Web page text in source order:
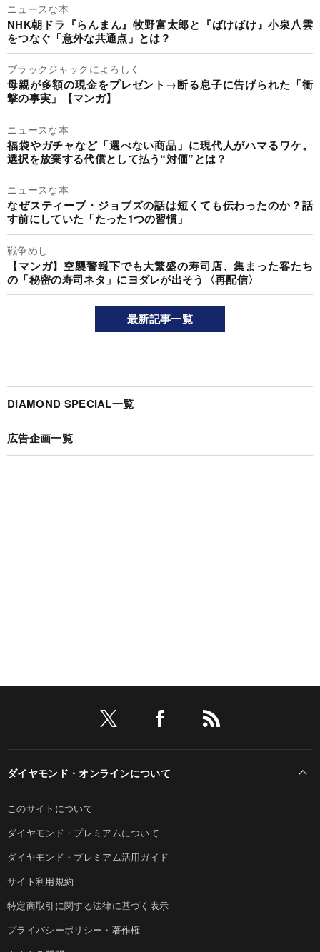
ニュースな本
NHK朝ドラ『らんまん』牧野富太郎と『ばけばけ』小泉八雲
をつなぐ「意外な共通点」とは？
ブラックジャックによろしく
母親が多額の現金をプレゼント→断る息子に告げられた「衝
撃の事実」【マンガ】
ニュースな本
福袋やガチャなど「選べない商品」に現代人がハマるワケ。
選択を放棄する代償として払う“対価”とは？
ニュースな本
なぜスティーブ・ジョブズの話は短くても伝わったのか？話
す前にしていた「たった1つの習慣」
戦争めし
【マンガ】空襲警報下でも大繁盛の寿司店、集まった客たち
の「秘密の寿司ネタ」にヨダレが出そう〈再配信〉
最新記事一覧
DIAMOND SPECIAL一覧
広告企画一覧
ダイヤモンド・オンラインについて
このサイトについて
ダイヤモンド・プレミアムについて
ダイヤモンド・プレミアム活用ガイド
サイト利用規約
特定商取引に関する法律に基づく表示
プライバシーポリシー・著作権